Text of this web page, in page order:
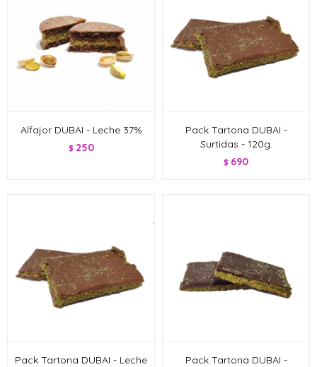
Alfajor DUBAI - Leche 37%
$ 250
Pack Tartona DUBAI -
Surtidas - 120g.
$ 690
Pack Tartona DUBAI - Leche
Pack Tartona DUBAI -